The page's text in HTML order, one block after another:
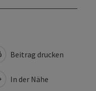
Beitrag drucken
In der Nähe